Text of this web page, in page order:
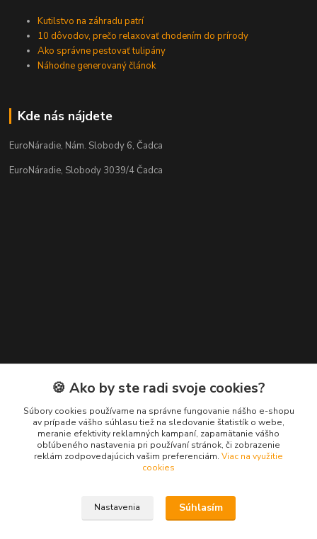
Kutilstvo na záhradu patrí
10 dôvodov, prečo relaxovať chodením do prírody
Ako správne pestovať tulipány
Náhodne generovaný článok
Kde nás nájdete
EuroNáradie, Nám. Slobody 6, Čadca
EuroNáradie, Slobody 3039/4 Čadca
Kontakty
Zákaznícka podpora EuroNáradie
+421 911 629 846
(Po-Pia, 8-16 hod.)
info@euronaradie.sk
🍪 Ako by ste radi svoje cookies?
Súbory cookies používame na správne fungovanie nášho e-shopu
av prípade vášho súhlasu tiež na sledovanie štatistík o webe,
meranie efektivity reklamných kampaní, zapamätanie vášho
obľúbeného nastavenia pri používaní stránok, či zobrazenie
reklám zodpovedajúcich vašim preferenciám. Viac na využitie
cookies
Nastavenia Súhlasím